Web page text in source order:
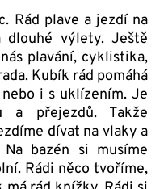
Rád plave a jezdí na
dlouhé výlety. Ještě
plavání, cyklistika,
Kubík rád pomáhá
i s uklízením. Je
a přejezdů. Takže
dívat na vlaky a
bazén si musíme
Rádi něco tvoříme,